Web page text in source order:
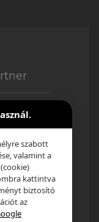
szabott
valamint a
kattintva
biztosító
az